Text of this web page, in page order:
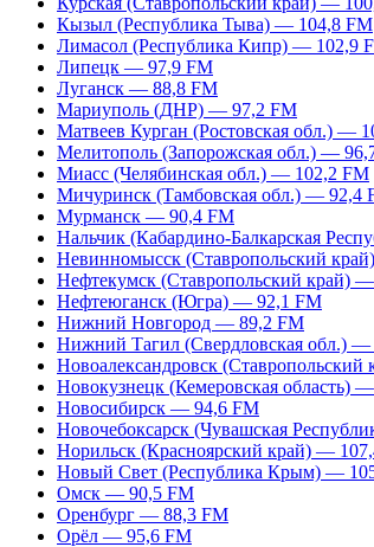
Кызыл (Республика Тыва) — 104,8 FM
Лимасол (Республика Кипр) — 102,9
Липецк — 97,9 FM
Луганск — 88,8 FM
Мариуполь (ДНР) — 97,2 FM
Матвеев Курган (Ростовская обл.) —
Мелитополь (Запорожская обл.) —
Миасс (Челябинская обл.) — 102,2 FM
Мичуринск (Тамбовская обл.) — 92,4
Мурманск — 90,4 FM
Нальчик (Кабардино-Балкарская
Невинномысск (Ставропольский
Нефтекумск (Ставропольский край)
Нефтеюганск (Югра) — 92,1 FM
Нижний Новгород — 89,2 FM
Нижний Тагил (Свердловская обл.) —
Новоалександровск
Новокузнецк (Кемеровская область)
Новосибирск — 94,6 FM
Новочебоксарск (Чувашская
Норильск (Красноярский край) —
Новый Свет (Республика Крым) —
Омск — 90,5 FM
Оренбург — 88,3 FM
Орёл — 95,6 FM